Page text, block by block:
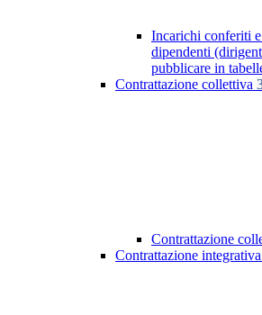
Incarichi conferiti
dipendenti
pubblicare in
Contrattazione collettiva
Contrattazione
Contrattazione integrativa